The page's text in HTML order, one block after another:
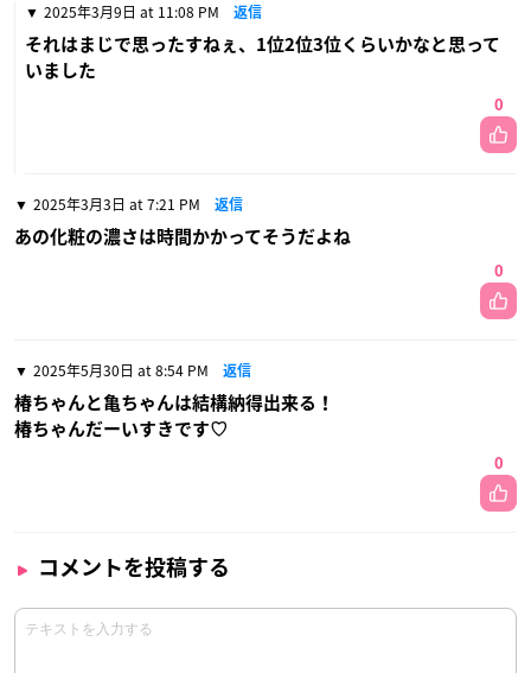
2025年3月9日 at 11:08 PM 返信
それはまじで思ったすねぇ、1位2位3位くらいかなと思って
いました
0
2025年3月3日 at 7:21 PM 返信
あの化粧の濃さは時間かかってそうだよね
0
2025年5月30日 at 8:54 PM 返信
椿ちゃんと亀ちゃんは結構納得出来る！
椿ちゃんだーいすきです♡
0
コメントを投稿する